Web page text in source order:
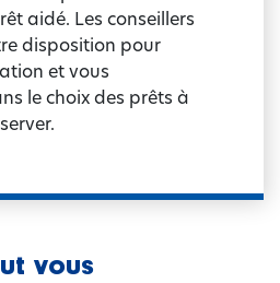
aidé. Les conseillers
disposition pour
et vous
le choix des prêts à
vous